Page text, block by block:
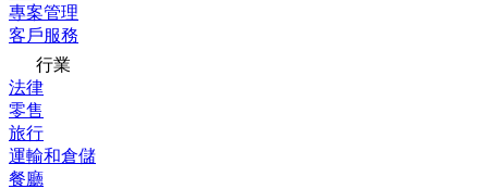
專案管理
客戶服務
行業
法律
零售
旅行
運輸和倉儲
餐廳